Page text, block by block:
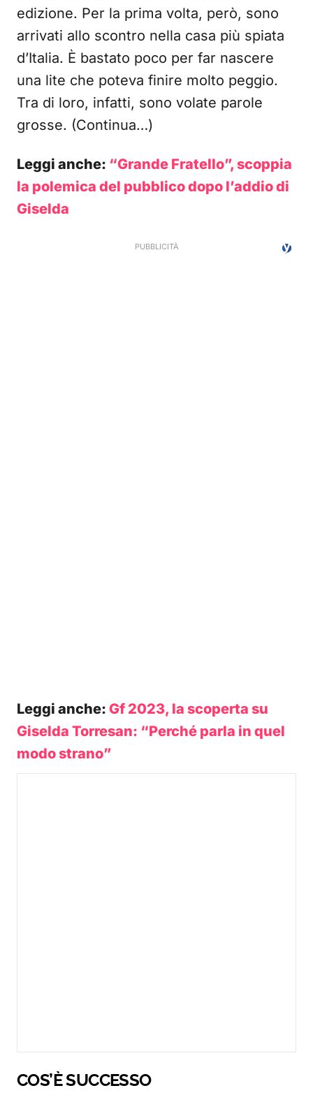
edizione. Per la prima volta, però, sono
arrivati allo scontro nella casa più spiata
d’Italia. È bastato poco per far nascere
una lite che poteva finire molto peggio.
Tra di loro, infatti, sono volate parole
grosse. (Continua…)
Leggi anche: “Grande Fratello”, scoppia
la polemica del pubblico dopo l’addio di
Giselda
Leggi anche: Gf 2023, la scoperta su
Giselda Torresan: “Perché parla in quel
modo strano”
COS’È SUCCESSO